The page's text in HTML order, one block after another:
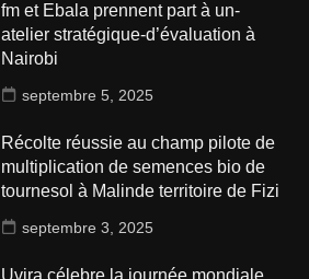
fm et Ebala prennent part à un-
atelier stratégique-d’évaluation à
Nairobi
septembre 5, 2025
Récolte réussie au champ pilote de
multiplication de semences bio de
tournesol à Malinde territoire de Fizi
septembre 3, 2025
Uvira célebre la journée mondiale